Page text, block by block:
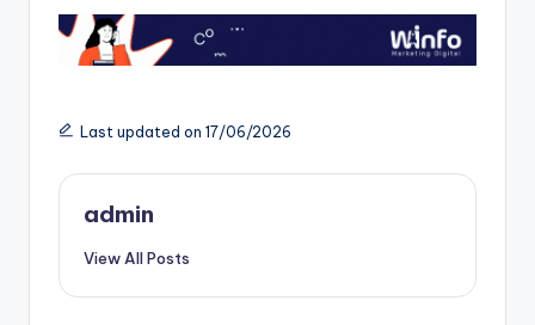
Last updated on 17/06/2026
admin
View All Posts